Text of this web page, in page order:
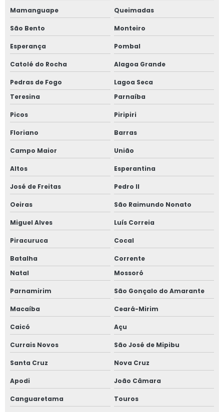
Mamanguape Queimadas
São Bento Monteiro
Esperança Pombal
Catolé do Rocha Alagoa Grande
Pedras de Fogo
Lagoa Seca
Teresina
Parnaíba
Picos Piripiri
Floriano Barras
Campo Maior União
Altos Esperantina
José de Freitas Pedro II
Oeiras São Raimundo Nonato
Miguel Alves Luís Correia
Piracuruca Cocal
Batalha
Corrente
Natal
Mossoró
Parnamirim São Gonçalo do Amarante
Macaíba Ceará-Mirim
Caicó Açu
Currais Novos São José de Mipibu
Santa Cruz Nova Cruz
Apodi João Câmara
Canguaretama Touros